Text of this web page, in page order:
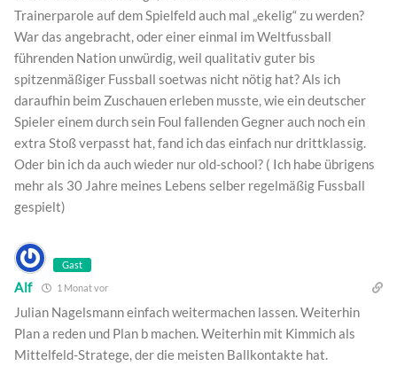
Trainerparole auf dem Spielfeld auch mal „ekelig“ zu werden?
War das angebracht, oder einer einmal im Weltfussball
führenden Nation unwürdig, weil qualitativ guter bis
spitzenmäßiger Fussball soetwas nicht nötig hat? Als ich
daraufhin beim Zuschauen erleben musste, wie ein deutscher
Spieler einem durch sein Foul fallenden Gegner auch noch ein
extra Stoß verpasst hat, fand ich das einfach nur drittklassig.
Oder bin ich da auch wieder nur old-school? ( Ich habe übrigens
mehr als 30 Jahre meines Lebens selber regelmäßig Fussball
gespielt)
Gast
Alf 1 Monat vor
Julian Nagelsmann einfach weitermachen lassen. Weiterhin
Plan a reden und Plan b machen. Weiterhin mit Kimmich als
Mittelfeld-Stratege, der die meisten Ballkontakte hat.